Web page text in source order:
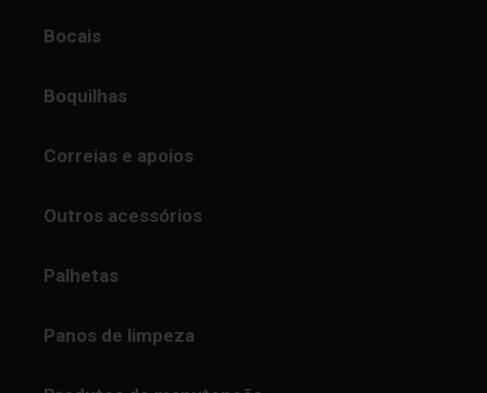
Bocais
Boquilhas
Correias e apoios
Outros acessórios
Palhetas
Panos de limpeza